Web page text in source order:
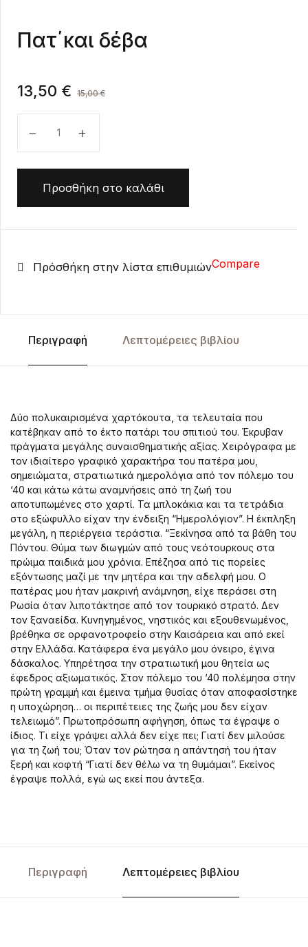
Πατ΄και δέβα
13,50 € 15,00€
Προσθήκη στο καλάθι
Πρόσθήκη στην λίστα επιθυμιώνCompare
Περιγραφή Λεπτομέρειες βιβλίου
Δύο πολυκαιρισμένα χαρτόκουτα, τα τελευταία που
κατέβηκαν από το έκτο πατάρι του σπιτιού του. Έκρυβαν
πράγματα μεγάλης συναισθηματικής αξίας. Χειρόγραφα με
τον ιδιαίτερο γραφικό χαρακτήρα του πατέρα μου,
σημειώματα, στρατιωτικά ημερολόγια από τον πόλεμο του
‘40 και κάτω κάτω αναμνήσεις από τη ζωή του
αποτυπωμένες στο χαρτί. Τα μπλοκάκια και τα τετράδια
στο εξώφυλλο είχαν την ένδειξη “Ημερολόγιον”. Η έκπληξη
μεγάλη, η περιέργεια τεράστια. “Ξεκίνησα από τα βάθη του
Πόντου. Θύμα των διωγμών από τους νεότουρκους στα
πρώιμα παιδικά μου χρόνια. Επέζησα από τις πορείες
εξόντωσης μαζί με την μητέρα και την αδελφή μου. Ο
πατέρας μου ήταν μακρινή ανάμνηση, είχε περάσει στη
Ρωσία όταν λιποτάκτησε από τον τουρκικό στρατό. Δεν
τον ξαναείδα. Κυνηγημένος, νηστικός και εξουθενωμένος,
βρέθηκα σε ορφανοτροφείο στην Καισάρεια και από εκεί
στην Ελλάδα. Κατάφερα ένα μεγάλο μου όνειρο, έγινα
δάσκαλος. Υπηρέτησα την στρατιωτική μου θητεία ως
έφεδρος αξιωματικός. Στον πόλεμο του ‘40 πολέμησα στην
πρώτη γραμμή και έμεινα τμήμα θυσίας όταν αποφασίστηκε
η υποχώρηση… οι περιπέτειες της ζωής μου δεν είχαν
τελειωμό”. Πρωτοπρόσωπη αφήγηση, όπως τα έγραψε ο
ίδιος. Τι είχε γράψει αλλά δεν είχε πει; Γιατί δεν μιλούσε
για τη ζωή του; Όταν τον ρώτησα η απάντησή του ήταν
ξερή και κοφτή “Γιατί δεν θέλω να τη θυμάμαι”. Εκείνος
έγραψε πολλά, εγώ ως εκεί που άντεξα.
Περιγραφή Λεπτομέρειες βιβλίου